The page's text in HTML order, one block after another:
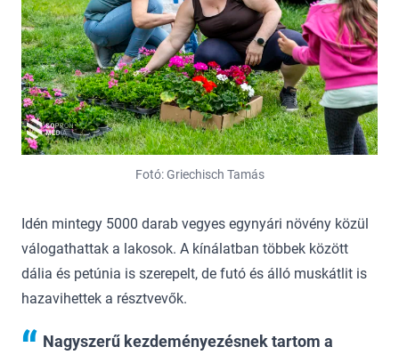
Fotó: Griechisch Tamás
Idén mintegy 5000 darab vegyes egynyári növény közül
válogathattak a lakosok. A kínálatban többek között
dália és petúnia is szerepelt, de futó és álló muskátlit is
hazavihettek a résztvevők.
Nagyszerű kezdeményezésnek tartom a